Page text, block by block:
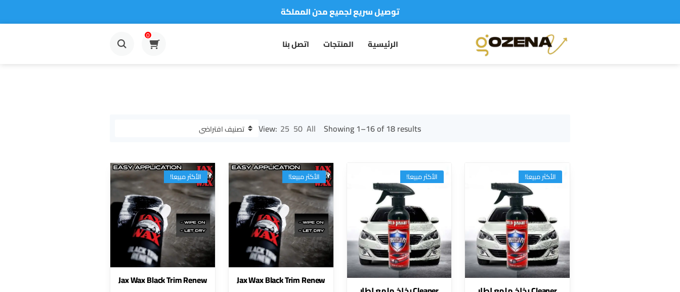
نفخر بأكثر من 5000 مشتري سعيد
الرئيسية المنتجات اتصل بنا
0
Showing 1–16 of 18 results
View: 25 50 All
الأكثر مبيعا! الأكثر مبيعا! الأكثر مبيعا!
Jax Wax Black Trim Renew
الأكثر مبيعا!
Jax Wax Black Trim Renew